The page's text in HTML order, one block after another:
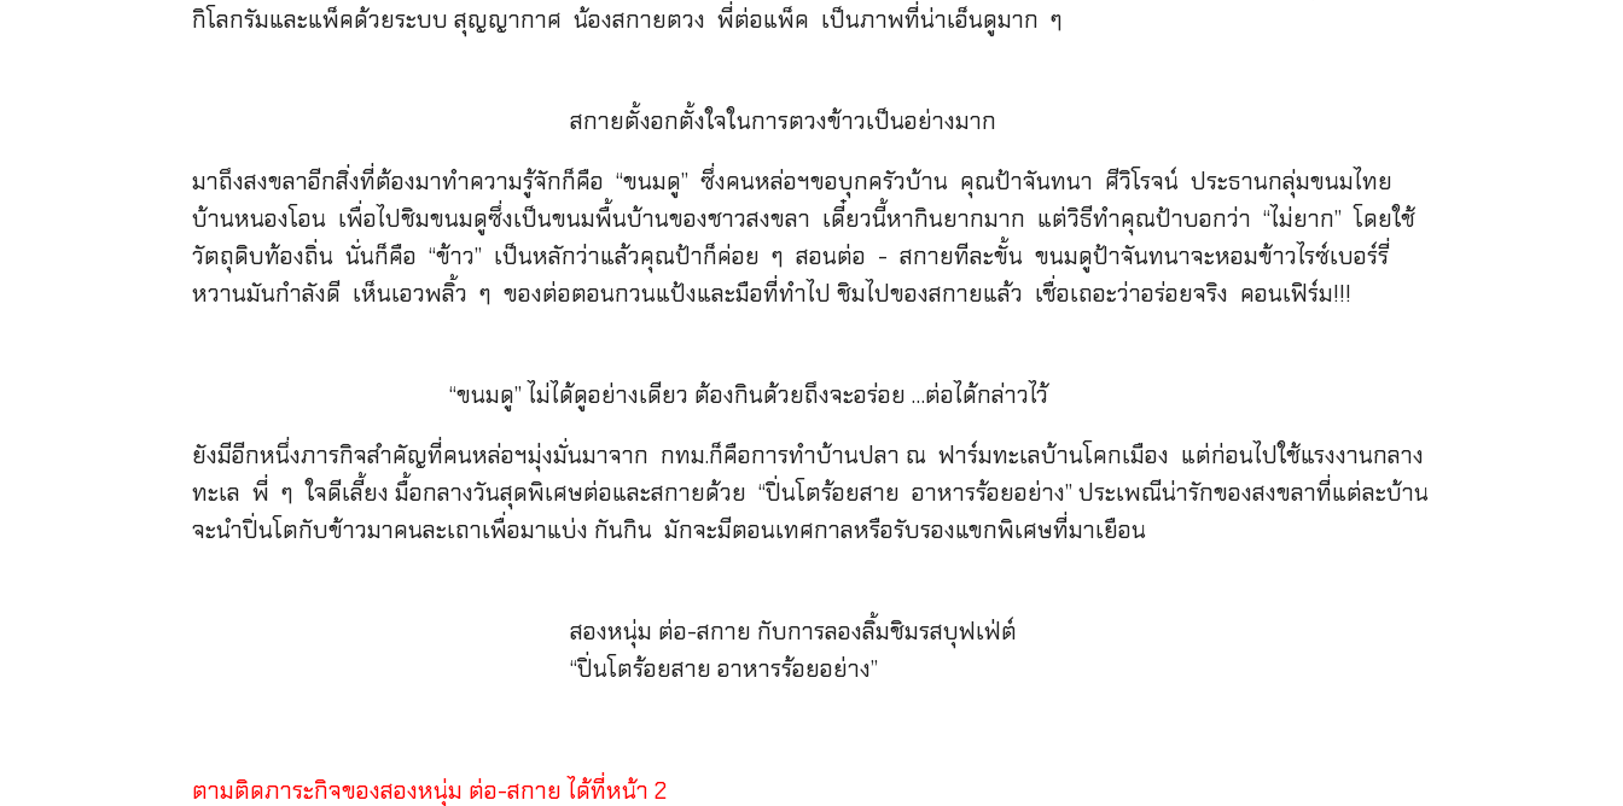
กิโลกรัมและแพ็คด้วยระบบ สุญญากาศ น้องสกายตวง พี่ต่อแพ็ค เป็นภาพที่น่าเอ็นดูมาก ๆ
สกายตั้งอกตั้งใจในการตวงข้าวเป็นอย่างมาก
มาถึงสงขลาอีกสิ่งที่ต้องมาทำความรู้จักก็คือ “ขนมดู” ซึ่งคนหล่อฯขอบุกครัวบ้าน คุณป้าจันทนา ศีวิโรจน์ ประธานกลุ่มขนมไทย
บ้านหนองโอน เพื่อไปชิมขนมดูซึ่งเป็นขนมพื้นบ้านของชาวสงขลา เดี๋ยวนี้หากินยากมาก แต่วิธีทำคุณป้าบอกว่า “ไม่ยาก” โดยใช้
วัตถุดิบท้องถิ่น นั่นก็คือ “ข้าว” เป็นหลักว่าแล้วคุณป้าก็ค่อย ๆ สอนต่อ - สกายทีละขั้น ขนมดูป้าจันทนาจะหอมข้าวไรซ์เบอร์รี่
หวานมันกำลังดี เห็นเอวพลิ้ว ๆ ของต่อตอนกวนแป้งและมือที่ทำไป ชิมไปของสกายแล้ว เชื่อเถอะว่าอร่อยจริง คอนเฟิร์ม!!!
“ขนมดู” ไม่ได้ดูอย่างเดียว ต้องกินด้วยถึงจะอร่อย …ต่อได้กล่าวไว้
ยังมีอีกหนึ่งภารกิจสำคัญที่คนหล่อฯมุ่งมั่นมาจาก กทม.ก็คือการทำบ้านปลา ณ ฟาร์มทะเลบ้านโคกเมือง แต่ก่อนไปใช้แรงงานกลาง
ทะเล พี่ ๆ ใจดีเลี้ยง มื้อกลางวันสุดพิเศษต่อและสกายด้วย “ปิ่นโตร้อยสาย อาหารร้อยอย่าง” ประเพณีน่ารักของสงขลาที่แต่ละบ้าน
จะนำปิ่นโตกับข้าวมาคนละเถาเพื่อมาแบ่ง กันกิน มักจะมีตอนเทศกาลหรือรับรองแขกพิเศษที่มาเยือน
สองหนุ่ม ต่อ-สกาย กับการลองลิ้มชิมรสบุฟเฟ่ต์
“ปิ่นโตร้อยสาย อาหารร้อยอย่าง”
ตามติดภาระกิจของสองหนุ่ม ต่อ-สกาย ได้ที่หน้า 2